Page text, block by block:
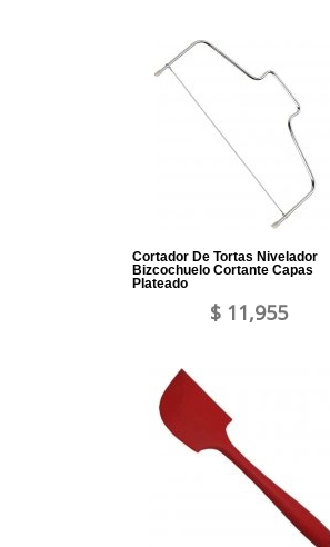
Cortador De Tortas Nivelador
Bizcochuelo Cortante Capas
Plateado
$ 11,955